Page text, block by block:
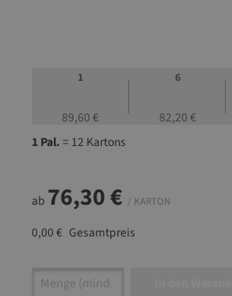
1
89,60 €
6
82,20 €
1 Pal.= 12 Kartons
ab 76,30 € / KARTON
0,00 € Gesamtpreis
Artikel Anzahl: Gib den